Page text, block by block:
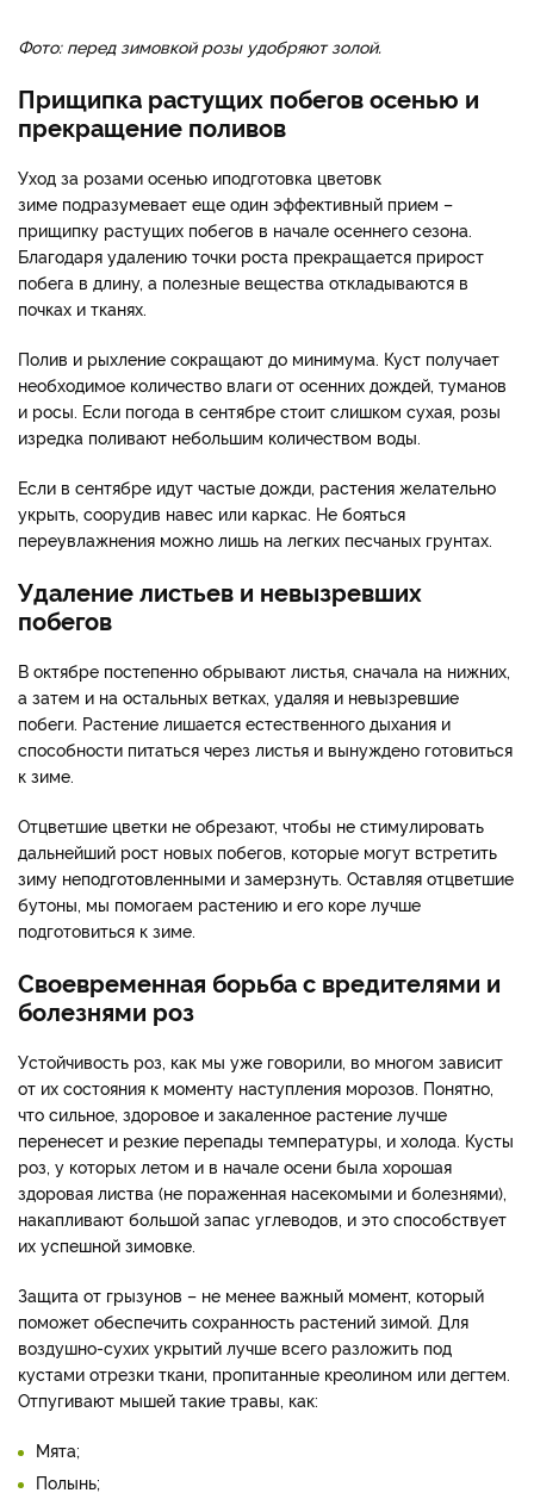
Фото: перед зимовкой розы удобряют золой.
Прищипка растущих побегов осенью и
прекращение поливов
Уход за розами осенью иподготовка цветовк
зиме подразумевает еще один эффективный прием –
прищипку растущих побегов в начале осеннего сезона.
Благодаря удалению точки роста прекращается прирост
побега в длину, а полезные вещества откладываются в
почках и тканях.
Полив и рыхление сокращают до минимума. Куст получает
необходимое количество влаги от осенних дождей, туманов
и росы. Если погода в сентябре стоит слишком сухая, розы
изредка поливают небольшим количеством воды.
Если в сентябре идут частые дожди, растения желательно
укрыть, соорудив навес или каркас. Не бояться
переувлажнения можно лишь на легких песчаных грунтах.
Удаление листьев и невызревших
побегов
В октябре постепенно обрывают листья, сначала на нижних,
а затем и на остальных ветках, удаляя и невызревшие
побеги. Растение лишается естественного дыхания и
способности питаться через листья и вынуждено готовиться
к зиме.
Отцветшие цветки не обрезают, чтобы не стимулировать
дальнейший рост новых побегов, которые могут встретить
зиму неподготовленными и замерзнуть. Оставляя отцветшие
бутоны, мы помогаем растению и его коре лучше
подготовиться к зиме.
Своевременная борьба с вредителями и
болезнями роз
Устойчивость роз, как мы уже говорили, во многом зависит
от их состояния к моменту наступления морозов. Понятно,
что сильное, здоровое и закаленное растение лучше
перенесет и резкие перепады температуры, и холода. Кусты
роз, у которых летом и в начале осени была хорошая
здоровая листва (не пораженная насекомыми и болезнями),
накапливают большой запас углеводов, и это способствует
их успешной зимовке.
Защита от грызунов – не менее важный момент, который
поможет обеспечить сохранность растений зимой. Для
воздушно-сухих укрытий лучше всего разложить под
кустами отрезки ткани, пропитанные креолином или дегтем.
Отпугивают мышей такие травы, как:
Мята;
Полынь;